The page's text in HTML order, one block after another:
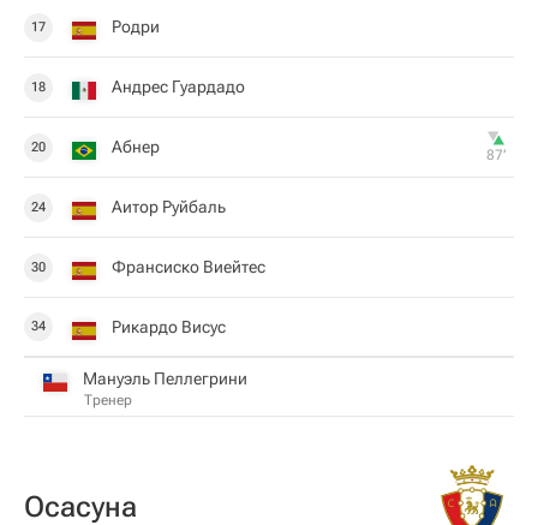
17 Родри
18 Андрес Гуардадо
20 Абнер 87‎’‎
24 Аитор Руйбаль
30 Франсиско Виейтес
34 Рикардо Висус
Мануэль Пеллегрини
Тренер
Осасуна